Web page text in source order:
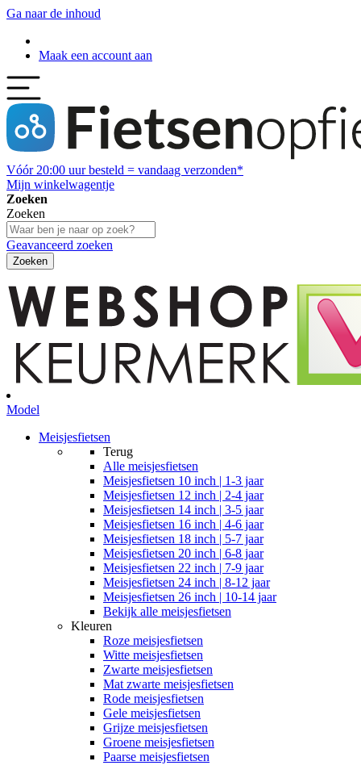
Ga naar de inhoud
Maak een account aan
Vóór 20:00 uur besteld = vandaag verzonden*
Mijn winkelwagentje
Zoeken
Zoeken
Geavanceerd zoeken
Zoeken
Model
Meisjesfietsen
Terug
Alle meisjesfietsen
Meisjesfietsen 10 inch | 1-3 jaar
Meisjesfietsen 12 inch | 2-4 jaar
Meisjesfietsen 14 inch | 3-5 jaar
Meisjesfietsen 16 inch | 4-6 jaar
Meisjesfietsen 18 inch | 5-7 jaar
Meisjesfietsen 20 inch | 6-8 jaar
Meisjesfietsen 22 inch | 7-9 jaar
Meisjesfietsen 24 inch | 8-12 jaar
Meisjesfietsen 26 inch | 10-14 jaar
Bekijk alle meisjesfietsen
Kleuren
Roze meisjesfietsen
Witte meisjesfietsen
Zwarte meisjesfietsen
Mat zwarte meisjesfietsen
Rode meisjesfietsen
Gele meisjesfietsen
Grijze meisjesfietsen
Groene meisjesfietsen
Paarse meisjesfietsen